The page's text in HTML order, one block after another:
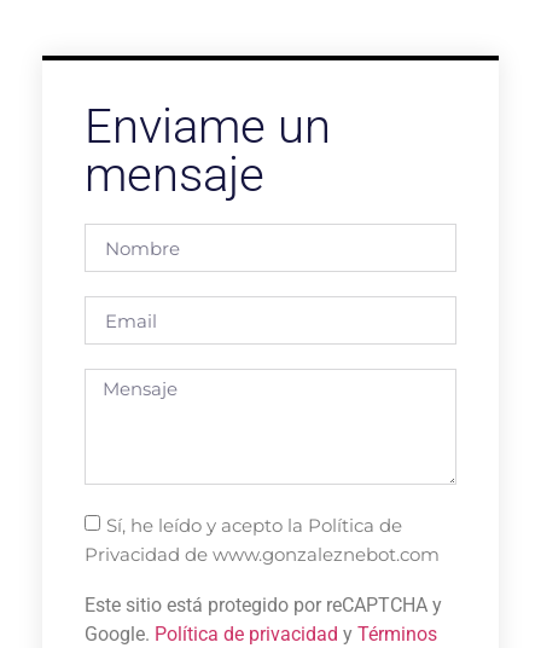
Enviame un
mensaje
Sí, he leído y acepto la Política de
Privacidad de www.gonzaleznebot.com
Este sitio está protegido por reCAPTCHA y
Google. Política de privacidad y Términos